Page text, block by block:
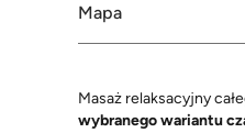
Mapa
Masaż relaksacyjny
wybranego wariantu